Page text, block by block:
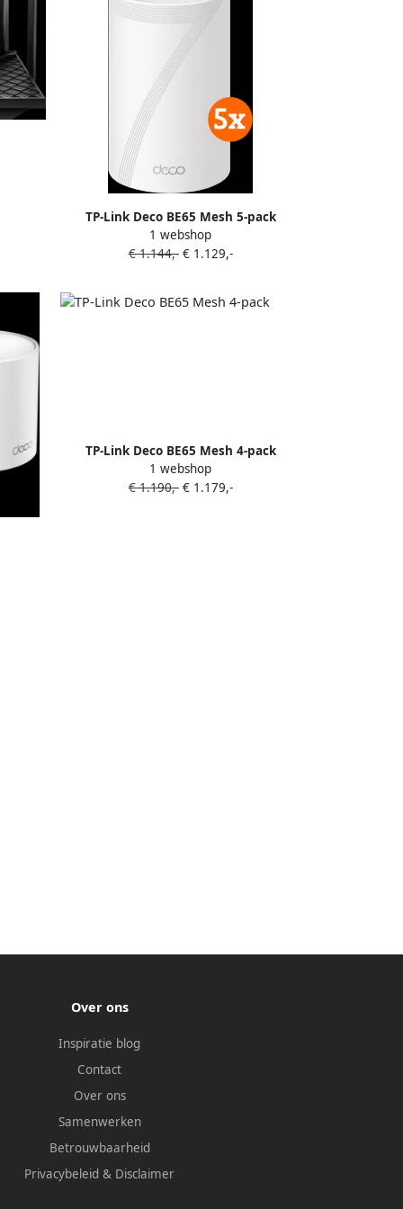
TP-Link Deco BE65 Mesh 5-pack
1 webshop
€ 1.144,-€ 1.129,-
TP-Link Deco BE65 Mesh 4-pack
1 webshop
€ 1.190,-€ 1.179,-
Over ons
Inspiratie blog
Contact
Over ons
Samenwerken
Betrouwbaarheid
Privacybeleid & Disclaimer